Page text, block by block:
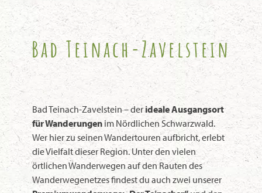
Bad Teinach-Zavelstein
Bad Teinach-Zavelstein – derideale Ausgangsort
für Wanderungen im Nördlichen Schwarzwald.
Wer hier zu seinen Wandertouren aufbricht, erlebt
die Vielfalt dieser Region. Unter den vielen
örtlichen Wanderwegen auf den Rauten des
Wanderwegenetzes findest du auch zwei unserer